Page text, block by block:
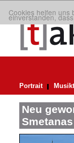
Cookies helfen uns
einverstanden,
Portrait
Neu
Smetanas